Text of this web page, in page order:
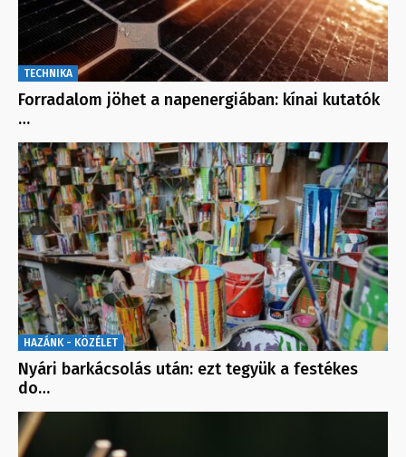
TECHNIKA
Forradalom jöhet a napenergiában: kínai kutatók
…
HAZÁNK - KÖZÉLET
Nyári barkácsolás után: ezt tegyük a festékes
do…